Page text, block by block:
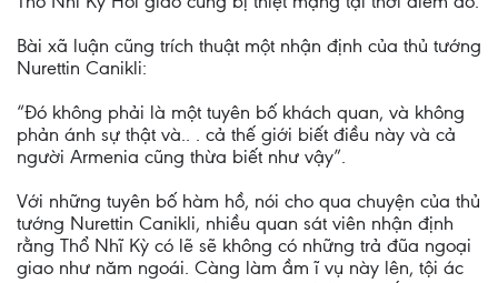
Bài xã luận cũng trích thuật một nhận định của thủ tướng
Nurettin Canikli:
“Đó không phải là một tuyên bố khách quan, và không
phản ánh sự thật và.. . cả thế giới biết điều này và cả
người Armenia cũng thừa biết như vậy”.
Với những tuyên bố hàm hồ, nói cho qua chuyện của thủ
tướng Nurettin Canikli, nhiều quan sát viên nhận định
rằng Thổ Nhĩ Kỳ có lẽ sẽ không có những trả đũa ngoại
giao như năm ngoái. Càng làm ầm ĩ vụ này lên, tội ác